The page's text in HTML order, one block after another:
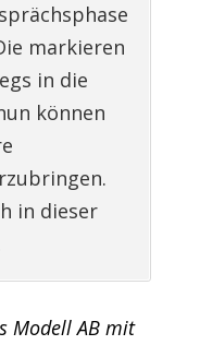
markieren
in die
können
in dieser
Modell AB mit